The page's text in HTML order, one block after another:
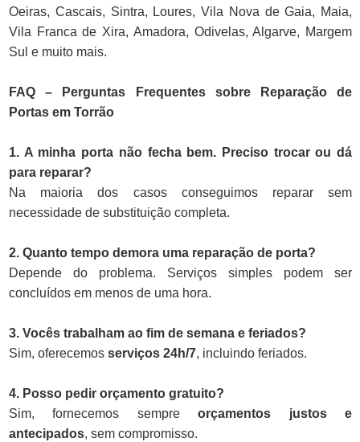
Oeiras, Cascais, Sintra, Loures, Vila Nova de Gaia, Maia,
Vila Franca de Xira, Amadora, Odivelas, Algarve, Margem
Sul e muito mais.
FAQ – Perguntas Frequentes sobre Reparação de
Portas em Torrão
1. A minha porta não fecha bem. Preciso trocar ou dá
para reparar?
Na maioria dos casos conseguimos reparar sem
necessidade de substituição completa.
2. Quanto tempo demora uma reparação de porta?
Depende do problema. Serviços simples podem ser
concluídos em menos de uma hora.
3. Vocês trabalham ao fim de semana e feriados?
Sim, oferecemos serviços 24h/7, incluindo feriados.
4. Posso pedir orçamento gratuito?
Sim, fornecemos sempreorçamentos justos e
antecipados, sem compromisso.